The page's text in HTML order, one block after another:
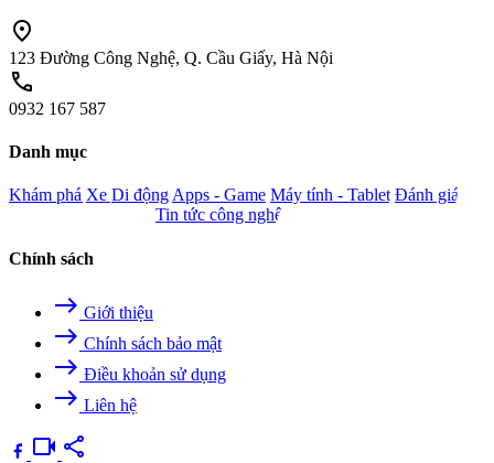
location_on
123 Đường Công Nghệ, Q. Cầu Giấy, Hà Nội
call
0932 167 587
Danh mục
Khám phá Xe Di độngApps - Game Máy tính - Tablet Đánh giá
Tin tức công nghệ
Chính sách
east Giới thiệu
east Chính sách bảo mật
east Điều khoản sử dụng
east Liên hệ
videocam share